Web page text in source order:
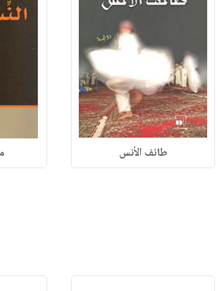
طائف الأنس